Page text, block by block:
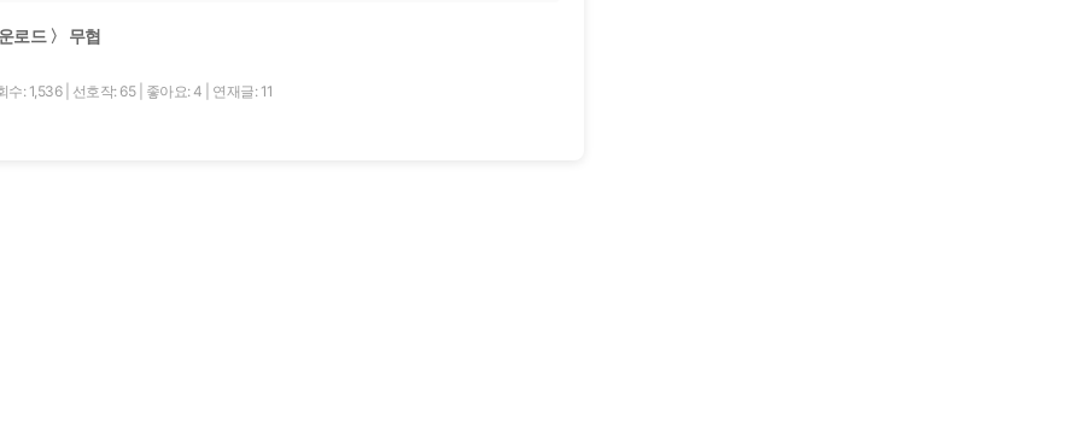
로드 〉 무협
수: 1,536 선호작: 65 좋아요: 4 연재글: 11